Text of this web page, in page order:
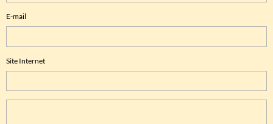
E-mail
Site Internet